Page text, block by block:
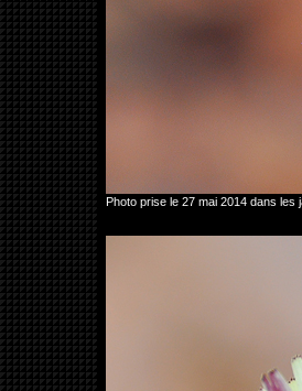
Photo prise le 27 mai 2014 dans